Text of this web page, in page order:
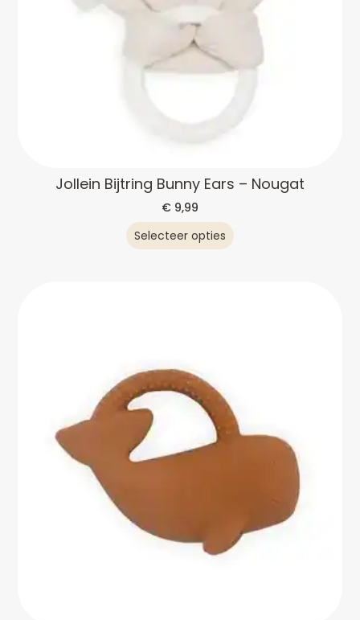
Jollein Bijtring Bunny Ears – Nougat
€ 9,99
Selecteer opties